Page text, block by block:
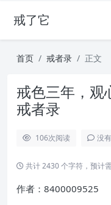
戒了它
首页 戒者录 正文
戒色三年，观
戒者录
106次阅读 没
共计 2430 个字符，预计
作者：8400009525